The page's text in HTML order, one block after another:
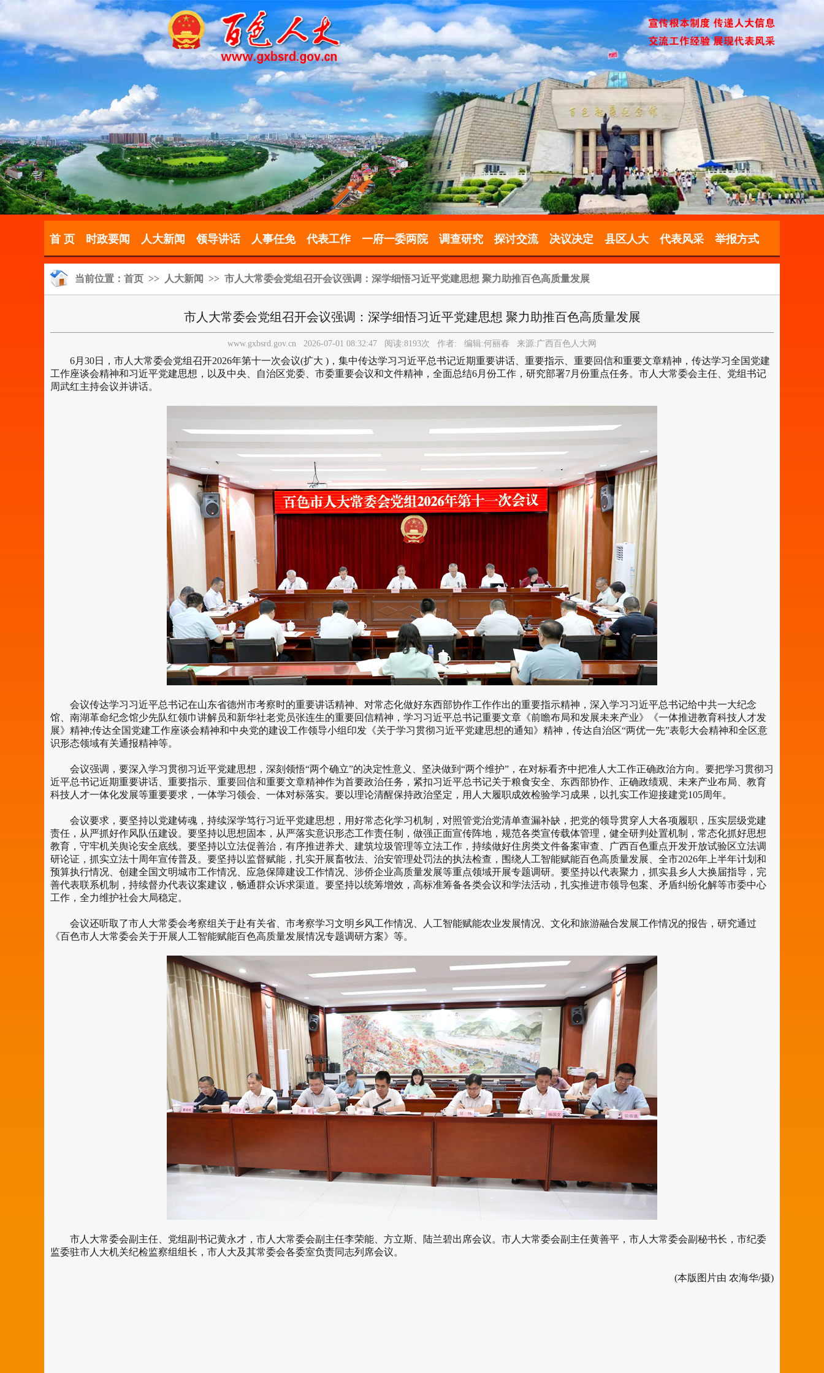
首 页 时政要闻 人大新闻 领导讲话 人事任免 代表工作 一府一委两院 调查研究 探讨交流 决议决定 县区人大 代表风采 举报方式
当前位置： 首页 >> 人大新闻 >> 市人大常委会党组召开会议强调：深学细悟习近平党建思想 聚力助推百色高质量发展
市人大常委会党组召开会议强调：深学细悟习近平党建思想 聚力助推百色高质量发展
www.gxbsrd.gov.cn 2026-07-01 08:32:47 阅读:8193次 作者: 编辑:何丽春 来源:广西百色人大网
6月30日，市人大常委会党组召开2026年第十一次会议(扩大 )，集中传达学习习近平总书记近期重要讲话、重要指示、重要回信和重要文章精神，传达学习全国党建
工作座谈会精神和习近平党建思想，以及中央、自治区党委、市委重要会议和文件精神，全面总结6月份工作，研究部署7月份重点任务。市人大常委会主任、党组书记
周武红主持会议并讲话。
会议传达学习习近平总书记在山东省德州市考察时的重要讲话精神、对常态化做好东西部协作工作作出的重要指示精神，深入学习习近平总书记给中共一大纪念
馆、南湖革命纪念馆少先队红领巾讲解员和新华社老党员张连生的重要回信精神，学习习近平总书记重要文章《前瞻布局和发展未来产业》《一体推进教育科技人才发
展》精神;传达全国党建工作座谈会精神和中央党的建设工作领导小组印发《关于学习贯彻习近平党建思想的通知》精神，传达自治区“两优一先”表彰大会精神和全区意
识形态领域有关通报精神等。
会议强调，要深入学习贯彻习近平党建思想，深刻领悟“两个确立”的决定性意义、坚决做到“两个维护”，在对标看齐中把准人大工作正确政治方向。要把学习贯彻习
近平总书记近期重要讲话、重要指示、重要回信和重要文章精神作为首要政治任务，紧扣习近平总书记关于粮食安全、东西部协作、正确政绩观、未来产业布局、教育
科技人才一体化发展等重要要求，一体学习领会、一体对标落实。要以理论清醒保持政治坚定，用人大履职成效检验学习成果，以扎实工作迎接建党105周年。
会议要求，要坚持以党建铸魂，持续深学笃行习近平党建思想，用好常态化学习机制，对照管党治党清单查漏补缺，把党的领导贯穿人大各项履职，压实层级党建
责任，从严抓好作风队伍建设。要坚持以思想固本，从严落实意识形态工作责任制，做强正面宣传阵地，规范各类宣传载体管理，健全研判处置机制，常态化抓好思想
教育，守牢机关舆论安全底线。要坚持以立法促善治，有序推进养犬、建筑垃圾管理等立法工作，持续做好住房类文件备案审查、广西百色重点开发开放试验区立法调
研论证，抓实立法十周年宣传普及。要坚持以监督赋能，扎实开展畜牧法、治安管理处罚法的执法检查，围绕人工智能赋能百色高质量发展、全市2026年上半年计划和
预算执行情况、创建全国文明城市工作情况、应急保障建设工作情况、涉侨企业高质量发展等重点领域开展专题调研。要坚持以代表聚力，抓实县乡人大换届指导，完
善代表联系机制，持续督办代表议案建议，畅通群众诉求渠道。要坚持以统筹增效，高标准筹备各类会议和学法活动，扎实推进市领导包案、矛盾纠纷化解等市委中心
工作，全力维护社会大局稳定。
会议还听取了市人大常委会考察组关于赴有关省、市考察学习文明乡风工作情况、人工智能赋能农业发展情况、文化和旅游融合发展工作情况的报告，研究通过
《百色市人大常委会关于开展人工智能赋能百色高质量发展情况专题调研方案》等。
市人大常委会副主任、党组副书记黄永才，市人大常委会副主任李荣能、方立斯、陆兰碧出席会议。市人大常委会副主任黄善平，市人大常委会副秘书长，市纪委
监委驻市人大机关纪检监察组组长，市人大及其常委会各委室负责同志列席会议。
(本版图片由 农海华/摄)